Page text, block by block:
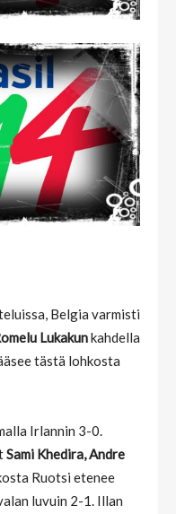
Belgia varmisti
Lukakunkahdella
tästä lohkosta
Irlannin 3-0.
Sami Khedira, Andre
Ruotsi etenee
luvuin 2-1. Illan